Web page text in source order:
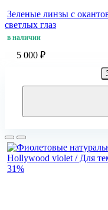
Зеленые линзы c
светлых глаз
в наличии
5 000 ₽
31%